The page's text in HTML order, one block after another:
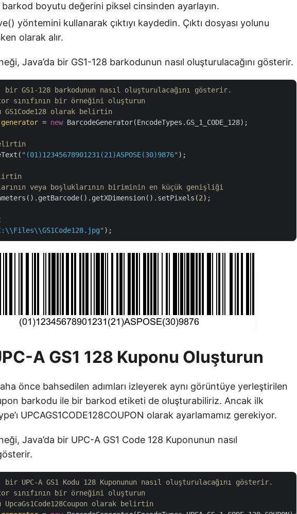
boyutu değerini piksel cinsinden ayarlayın.
yöntemini kullanarak çıktıyı kaydedin. Çıktı dosyası yolunu
olarak alır.
Java’da bir GS1-128 barkodunun nasıl oluşturulacağını gösterir.
GS1-128 barkodunun nasıl oluşturulacağını gösterir.
sınıfının bir örneğini oluşturun
GS1Code128 olarak belirtin
generator = new BarcodeGenerator(EncodeTypes.GS_1_CODE_128);
"(01)12345678901231(21)ASPOSE(30)9876" );
veya boşluklarının biriminin en küçük genişliği
2);
A GS1 128 Kuponu Oluşturun
önce bahsedilen adımları izleyerek aynı görüntüye yerleştirilen
barkodu ile bir barkod etiketi de oluşturabiliriz. Ancak ilk
UPCAGS1CODE128COUPON olarak ayarlamamız gerekiyor.
Java’da bir UPC-A GS1 Code 128 Kuponunun nasıl
UPC-A GS1 Kodu 128 Kuponunun nasıl oluşturulacağını gösterir.
sınıfının bir örneğini oluşturun
olarak belirtin